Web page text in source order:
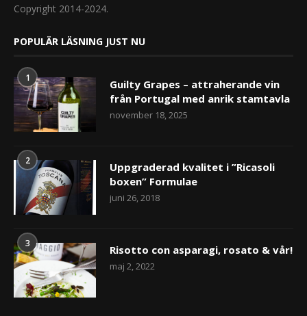
Copyright 2014-2024.
POPULÄR LÄSNING JUST NU
1
Guilty Grapes – attraherande vin
från Portugal med anrik stamtavla
november 18, 2025
2
Uppgraderad kvalitet i ”Ricasoli
boxen” Formulae
juni 26, 2018
3 Risotto con asparagi, rosato & vår!
maj 2, 2022